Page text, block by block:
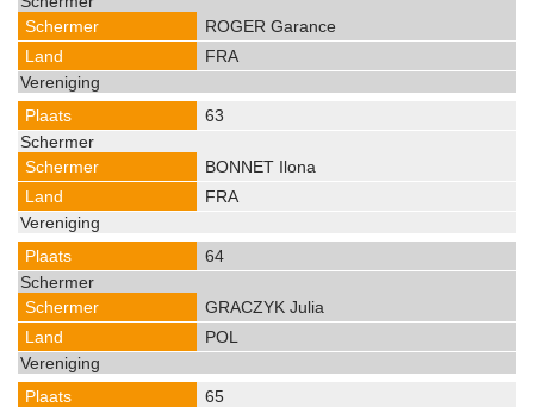
ROGER Garance
FRA
63
BONNET Ilona
FRA
64
GRACZYK Julia
POL
65